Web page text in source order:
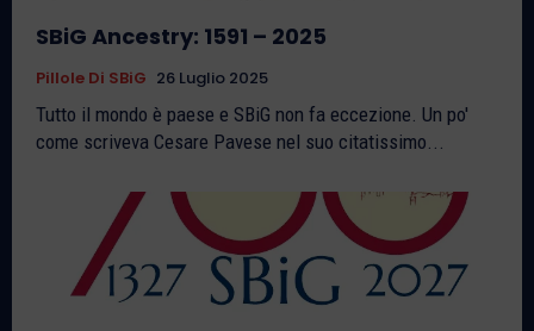
SBiG Ancestry: 1591 – 2025
Pillole Di SBiG 26 Luglio 2025
Tutto il mondo è paese e SBiG non fa eccezione. Un po'
come scriveva Cesare Pavese nel suo citatissimo...